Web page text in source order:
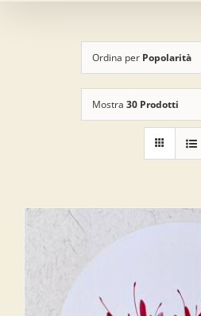
Ordina per Popolarità
Mostra 30 Prodotti